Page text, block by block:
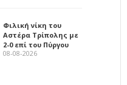
Φιλική νίκη του
Αστέρα Τρίπολης με
2-0 επί του Πύργου
08-08-2026